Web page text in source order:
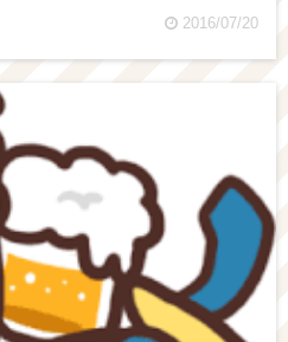
2016/07/20